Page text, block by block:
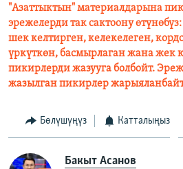
"Азаттыктын" материалдарына
эрежелерди так сактоону
шек келтирген, келекелеген,
үркүткөн, басмырлаган жана жек
пикирлерди жазууга болбойт.
жазылган пикирлер
Бөлүшүңүз Катталыңыз
Бакыт Асанов